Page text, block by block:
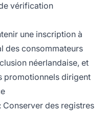
vérification
une inscription à
des consommateurs
néerlandaise, et
promotionnels dirigent
: Conserver des registres